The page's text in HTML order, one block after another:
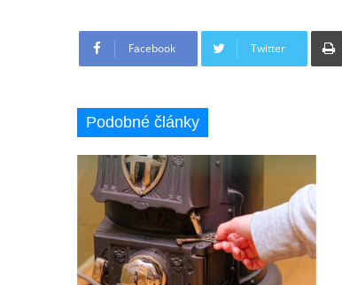
Facebook Twitter
Podobné články